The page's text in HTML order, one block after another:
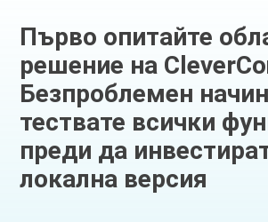
Първо опитайте
решение на
Безпроблемен
тествате всички
преди да
локална версия